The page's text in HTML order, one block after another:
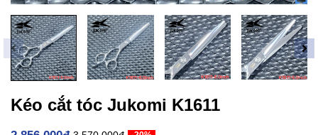
Kéo cắt tóc Jukomi K1611